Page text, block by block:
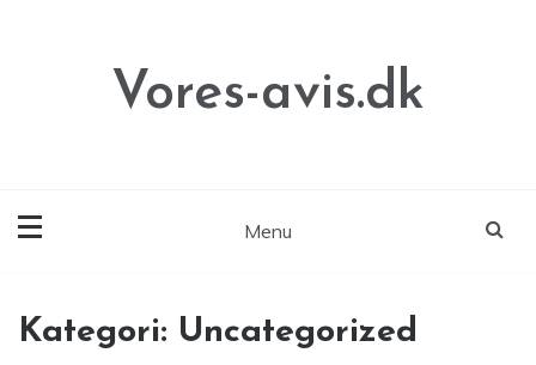
Vores-avis.dk
Menu
Kategori: Uncategorized